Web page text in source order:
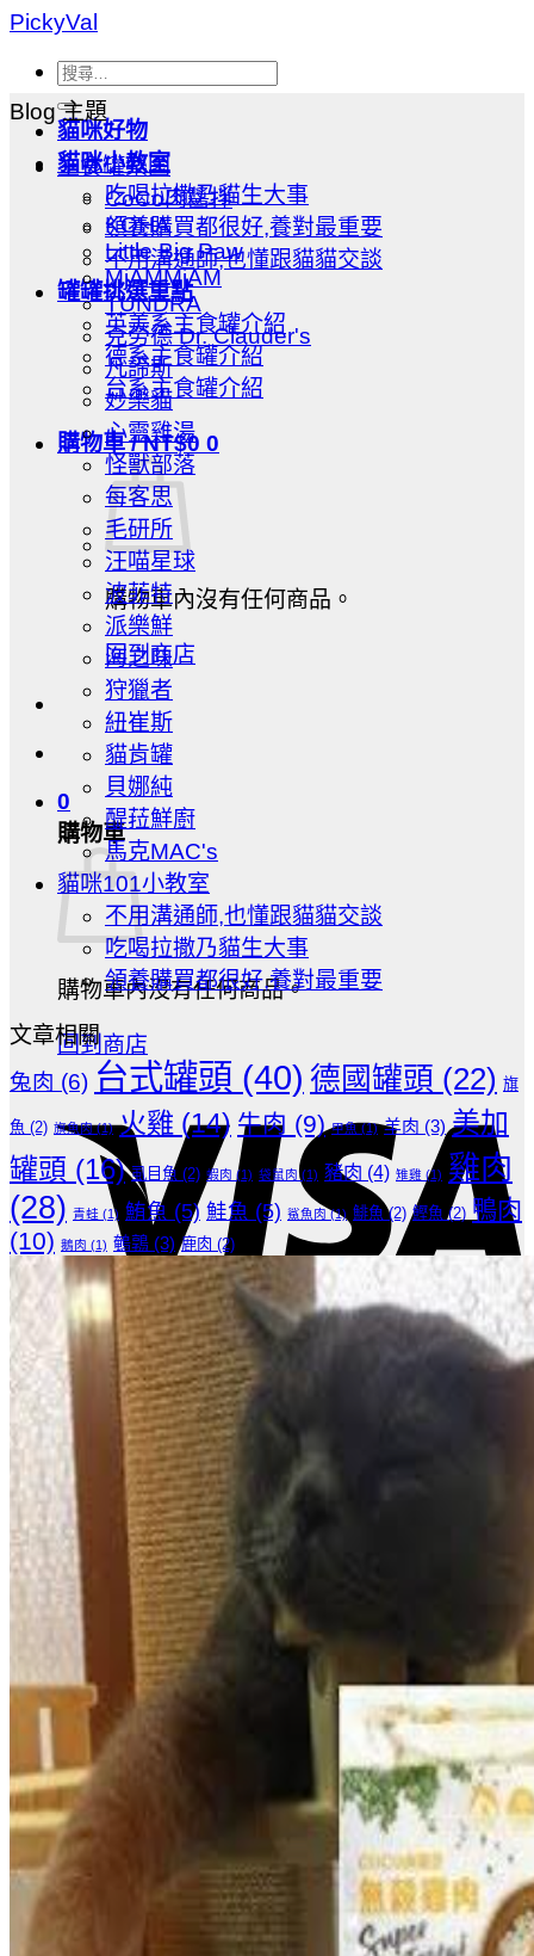
Skip
content
PickyVal
搜
尋
關
鍵
字:
貓咪好物
貓咪小教室
吃喝拉撒乃貓生大事
領養購買都很好,養對最重要
不用溝通師,也懂跟貓貓交談
罐罐挑選重點
英美系主食罐介紹
德系主食罐介紹
台系主食罐介紹
購物車 /NT$0 0
購物車內沒有任何商品。
回到商店
0
購物車
購物車內沒有任何商品。
回到商店
Blog 主題
主食罐樂園
CoCo肉醬拌
KOHA
Little Big Paw
MjAMMjAM
TUNDRA
克勞德 Dr. Clauder's
凡諦斯
妙樂貓
心靈雞湯
怪獸部落
每客思
毛研所
汪喵星球
波菲特
派樂鮮
海之味
狩獵者
紐崔斯
貓肯罐
貝娜純
醍菈鮮廚
馬克MAC's
貓咪101小教室
不用溝通師,也懂跟貓貓交談
吃喝拉撒乃貓生大事
領養購買都很好,養對最重要
文章相關
兔肉 (6) 台式罐頭 (40) 德國罐頭 (22) 旗
魚 (2) 旗魚肉(1) 火雞 (14) 牛肉 (9) 甲魚(1) 羊肉 (3) 美加
罐頭 (16) 虱目魚 (2) 蝦肉 (1) 袋鼠肉(1) 豬肉 (4) 雉雞 (1) 雞肉
(28) 青蛙 (1) 鮪魚 (5) 鮭魚 (5) 鯊魚肉(1) 鯡魚 (2) 鰹魚 (2) 鴨肉
(10) 鵝肉 (1) 鵪鶉 (3) 鹿肉 (2)